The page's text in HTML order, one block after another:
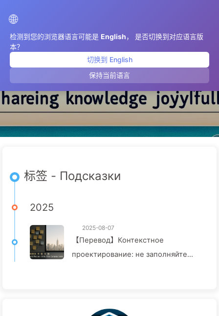
🌐
检测到您的浏览器语言可能是 English， 是否切换到对应语言版
本？
切换到 English
保持当前语言
Подсказки
标签 - Подсказки
2025
2025-08-07
【Перевод】Контекстное
проектирование: не заполняйте
медленно учитесь AI170